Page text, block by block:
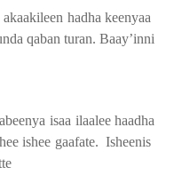
hadha keenyaa
qaban turan. Baay’inni
isaa ilaalee haadha
ishee gaafate. Isheenis